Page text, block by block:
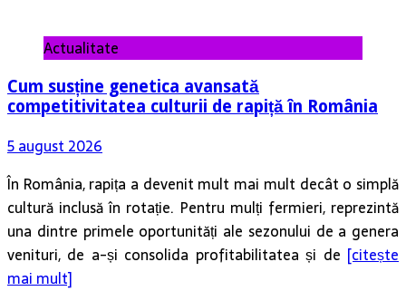
Actualitate
Cum susține genetica avansată
competitivitatea culturii de rapiță în România
5 august 2026
În România, rapița a devenit mult mai mult decât o simplă
cultură inclusă în rotație. Pentru mulți fermieri, reprezintă
una dintre primele oportunități ale sezonului de a genera
venituri, de a-și consolida profitabilitatea și de [citește
mai mult]